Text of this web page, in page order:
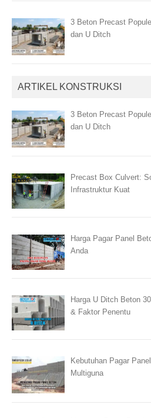
3 Beton Precast
dan U Ditch
ARTIKEL KONSTRUKSI
3 Beton Precast
dan U Ditch
Precast Box Culvert:
Infrastruktur Kuat
Harga Pagar Panel
Anda
Harga U Ditch Beton
& Faktor Penentu
Kebutuhan Pagar
Multiguna